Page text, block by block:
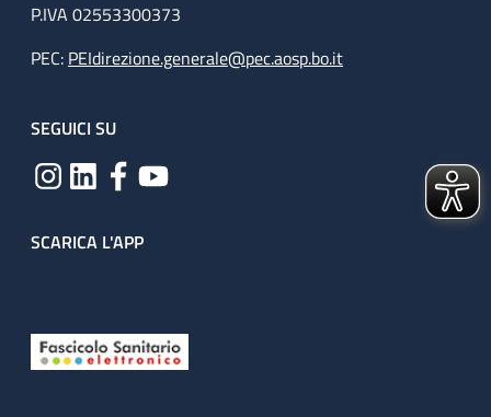
P.IVA 02553300373
PEC: PEIdirezione.generale@pec.aosp.bo.it
SEGUICI SU
SCARICA L'APP